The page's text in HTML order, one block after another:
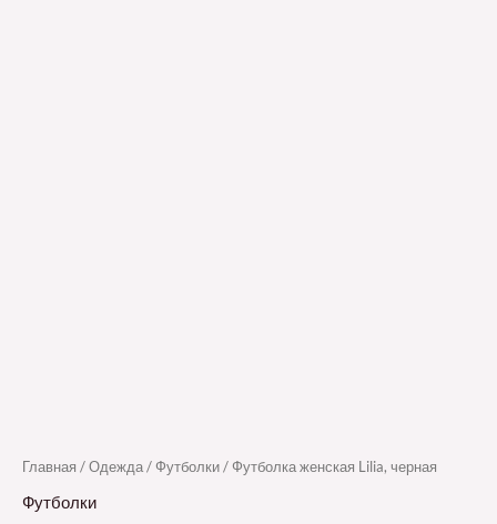
Главная /Одежда/Футболки/ Футболка женская Lilia, черная
Футболки